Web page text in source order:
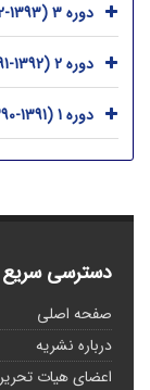
دوره 3 (1393-1392)
دوره 2 (1392-1391)
دوره 1 (1391-1390)
دسترسی سریع
صفحه اصلی
درباره نشریه
اعضای هیات